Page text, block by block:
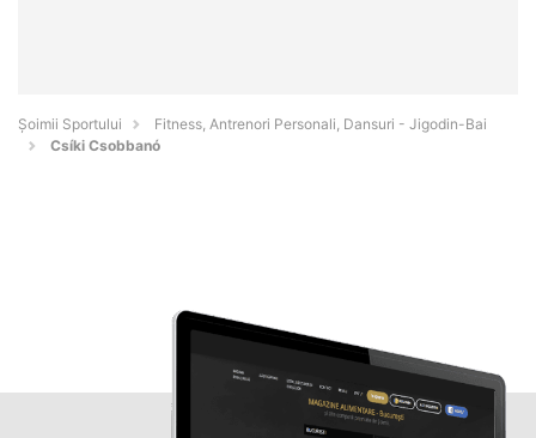
Șoimii Sportului
Fitness, Antrenori Personali, Dansuri - Jigodin-Bai
Csíki Csobbanó